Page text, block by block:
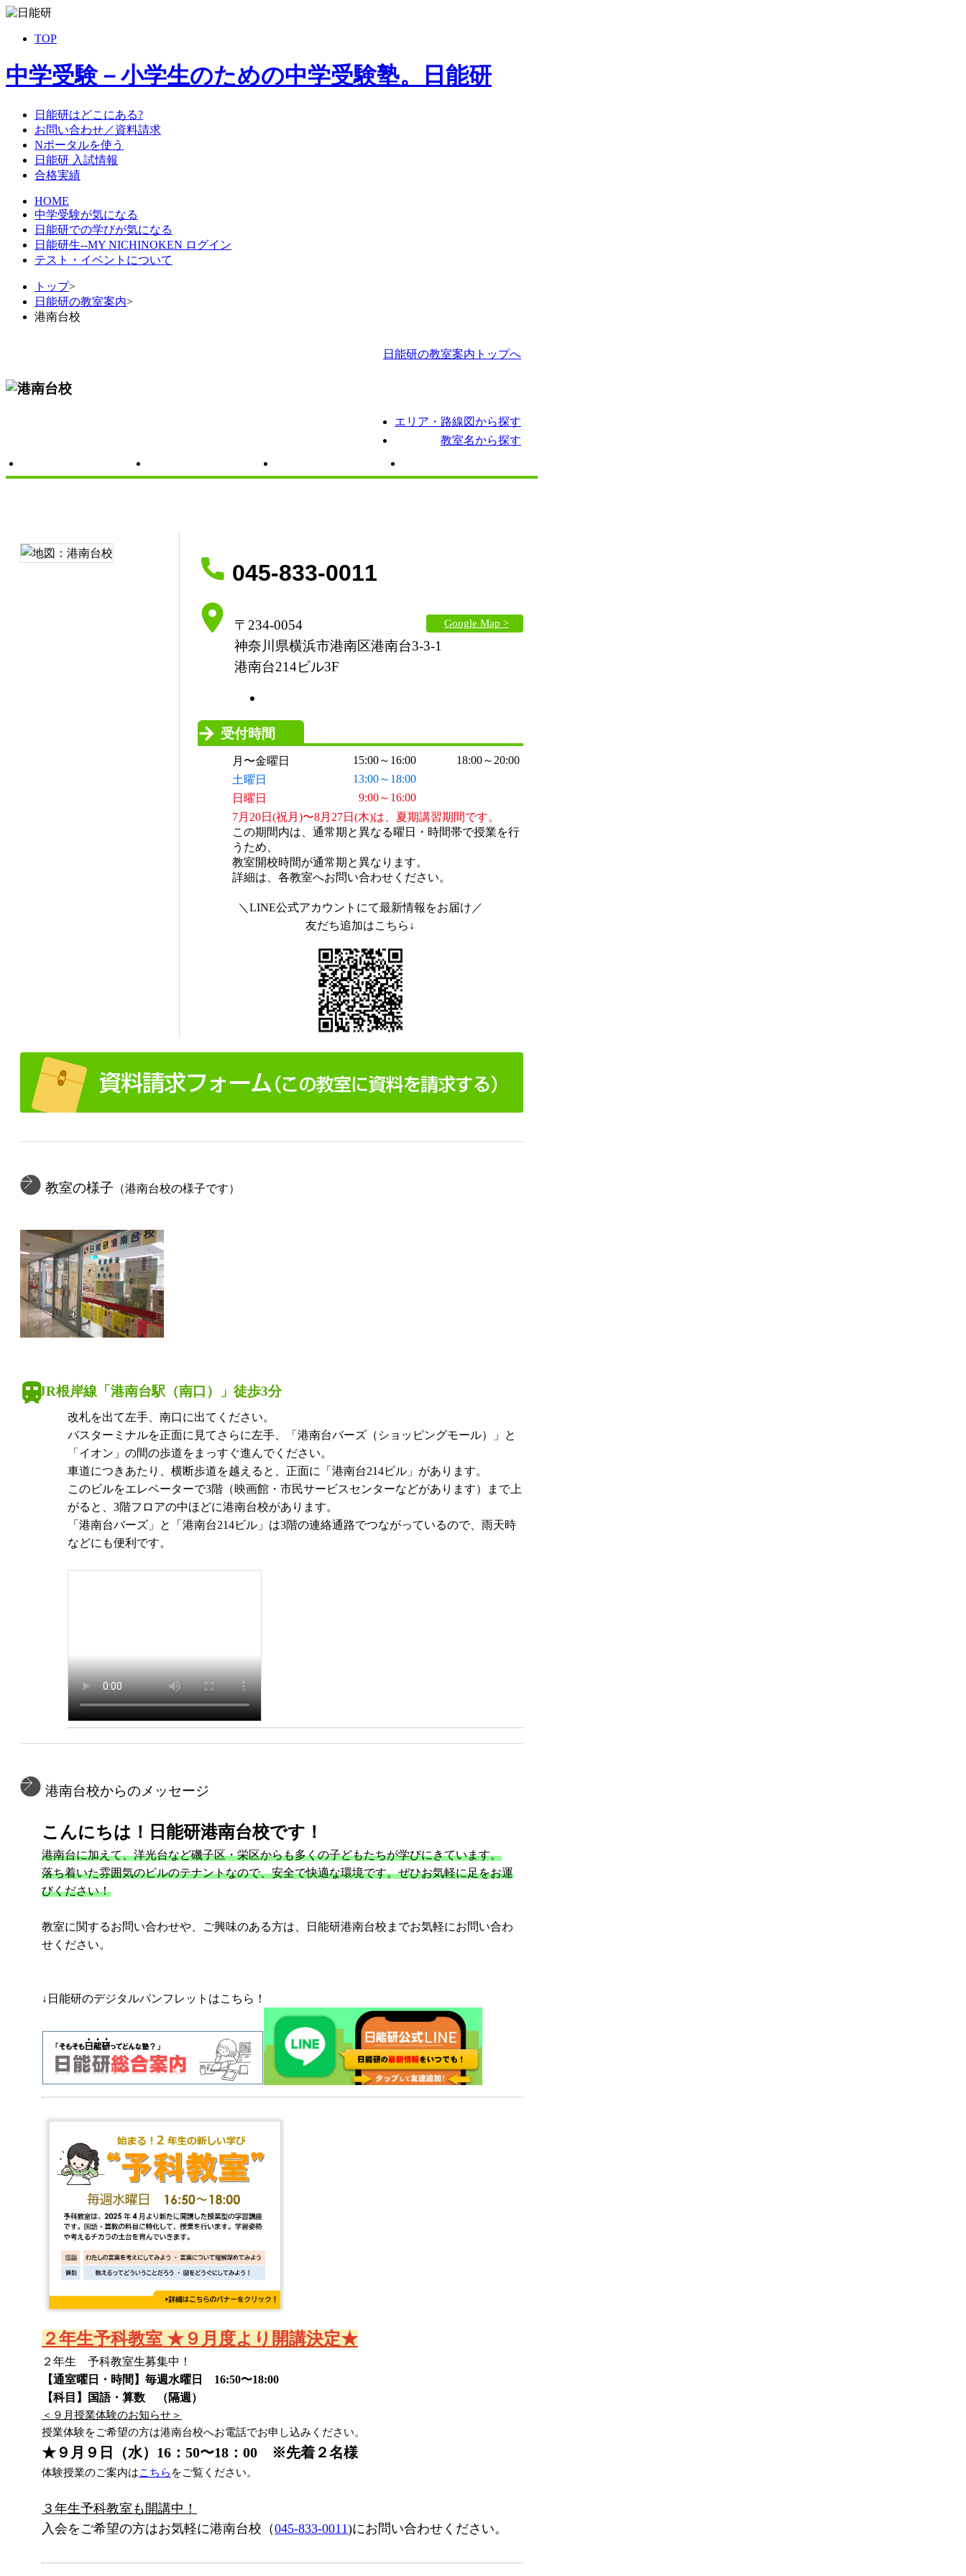
TOP
中学受験－小学生のための中学受験塾。日能研
日能研はどこにある?
お問い合わせ／資料請求
Nポータルを使う
日能研 入試情報
合格実績
HOME
中学受験が気になる
日能研での学びが気になる
日能研生--MY NICHINOKEN ログイン
テスト・イベントについて
トップ>
日能研の教室案内>
港南台校
日能研の教室案内トップへ
エリア・路線図から探す
教室名から探す
045-833-0011
〒234-0054
神奈川県横浜市港南区港南台3-3-1
港南台214ビル3F
Google Map >
受付時間
月〜金曜日 15:00～16:00
18:00～20:00
土曜日
13:00～18:00
日曜日
9:00～16:00
7月20日(祝月)〜8月27日(木)は、夏期講習期間です。
この期間内は、通常期と異なる曜日・時間帯で授業を行
うため、
教室開校時間が通常期と異なります。
詳細は、各教室へお問い合わせください。
＼LINE公式アカウントにて最新情報をお届け／
友だち追加はこちら↓
教室の様子 （港南台校の様子です）
JR根岸線「港南台駅（南口）」徒歩3分
改札を出て左手、南口に出てください。
バスターミナルを正面に見てさらに左手、「港南台バーズ（ショッピングモール）」と
「イオン」の間の歩道をまっすぐ進んでください。
車道につきあたり、横断歩道を越えると、正面に「港南台214ビル」があります。
このビルをエレベーターで3階（映画館・市民サービスセンターなどがあります）まで上
がると、3階フロアの中ほどに港南台校があります。
「港南台バーズ」と「港南台214ビル」は3階の連絡通路でつながっているので、雨天時
などにも便利です。
港南台校からのメッセージ
こんにちは！日能研港南台校です！
港南台に加えて、洋光台など磯子区・栄区からも多くの子どもたちが学びにきています。
落ち着いた雰囲気のビルのテナントなので、安全で快適な環境です。ぜひお気軽に足をお運
びください！
教室に関するお問い合わせや、ご興味のある方は、日能研港南台校までお気軽にお問い合わ
せください。
↓日能研のデジタルパンフレットはこちら！
２年生予科教室 ★９月度より開講決定★
２年生 予科教室生募集中！
【通室曜日・時間】毎週水曜日 16:50〜18:00
【科目】国語・算数 （隔週）
＜９月授業体験のお知らせ＞
授業体験をご希望の方は港南台校へお電話でお申し込みください。
★９月９日（水）16：50〜18：00 ※先着２名様
体験授業のご案内はこちら をご覧ください。
３年生予科教室も開講中！
入会をご希望の方はお気軽に港南台校（045-833-0011)にお問い合わせください。